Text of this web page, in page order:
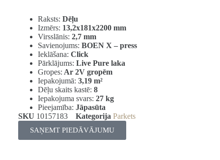
Raksts: Dēļu
Izmērs: 13,2x181x2200 mm
Virsslānis: 2,7 mm
Savienojums: BOEN X – press
Ieklāšana: Click
Pārklājums: Live Pure laka
Gropes: Ar 2V gropēm
Iepakojumā: 3,19 m²
Dēļu skaits kastē: 8
Iepakojuma svars: 27 kg
Pieejamība: Jāpasūta
SKU 10157183 Kategorija Parkets
SAŅEMT PIEDĀVĀJUMU